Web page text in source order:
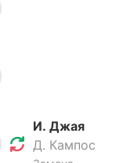
И. Джая
Д. Кампос